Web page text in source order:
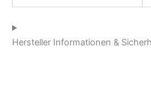
Hersteller Informationen &